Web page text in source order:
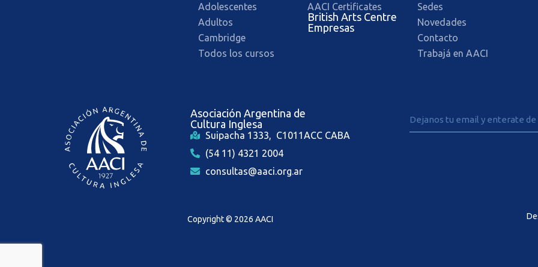
Adolescentes
Adultos
Cambridge
Todos los cursos
AACI Certificates
British Arts Centre
Empresas
Sedes
Novedades
Contacto
Trabajá en AACI
Asociación Argentina de
Cultura Inglesa
Suipacha 1333, C1011ACC CABA
(54 11) 4321 2004
consultas@aaci.org.ar
Copyright © 2026 AACI